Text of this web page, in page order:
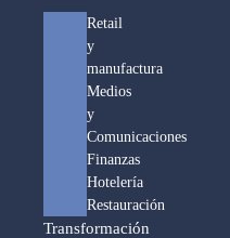
Retail
y
manufactura
Medios
y
Comunicaciones
Finanzas
Hotelería
Restauración
Transformación